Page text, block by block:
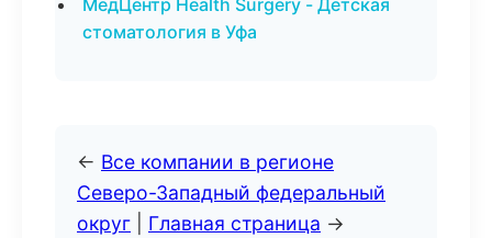
МедЦентр Health Surgery - Детская
стоматология в Уфа
← Все компании в регионе
Северо-Западный федеральный
округ
Главная страница →